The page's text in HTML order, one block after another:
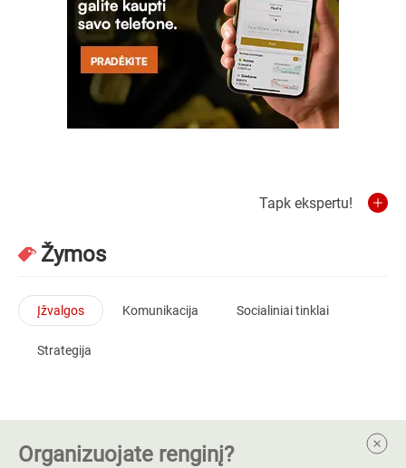
Tapk ekspertu!
Žymos
Įžvalgos Komunikacija Socialiniai tinklai
Strategija
Organizuojate renginį?